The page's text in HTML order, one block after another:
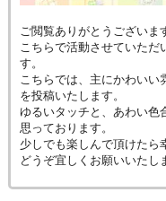
ご閲覧ありがとうございま
こちらで活動させていただ
す。
こちらでは、主にかわいい
を投稿いたします。
ゆるいタッチと、あわい色
思っております。
少しでも楽しんで頂けたら
どうぞ宜しくお願いいたし